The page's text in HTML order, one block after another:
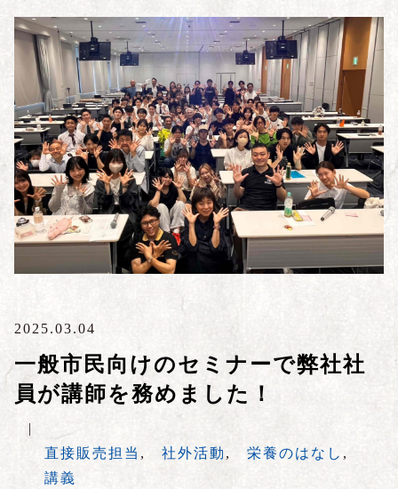
2025.03.04
一般市民向けのセミナーで弊社社
員が講師を務めました！
直接販売担当 , 社外活動 , 栄養のはなし ,
講義